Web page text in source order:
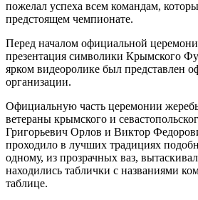
пожелал успеха всем командам,
предстоящем чемпионате.
Перед началом официальной
презентация символики Крымского
ярком видеоролике был представлен
организации.
Официальную часть церемонии
ветераны крымского и
Григорьевич Орлов и Виктор
проходило в лучших традициях
одному, из прозрачных ваз,
находились таблички с названиями
таблице.